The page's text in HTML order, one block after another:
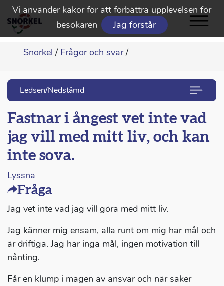
Vi använder kakor för att förbättra upplevelsen för
besökaren
Jag förstår
Snorkel / Frågor och svar /
Ledsen/Nedstämd
Fastnar i ångest vet inte vad
jag vill med mitt liv, och kan
inte sova.
Lyssna
Fråga
Jag vet inte vad jag vill göra med mitt liv.
Jag känner mig ensam, alla runt om mig har mål och
är driftiga. Jag har inga mål, ingen motivation till
nånting.
Får en klump i magen av ansvar och när saker